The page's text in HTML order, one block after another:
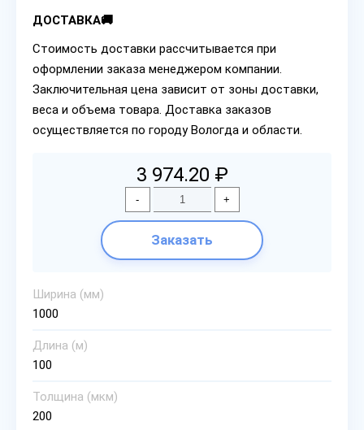
ДОСТАВКА🚚
Стоимость доставки рассчитывается при
оформлении заказа менеджером компании.
Заключительная цена зависит от зоны доставки,
веса и объема товара. Доставка заказов
осуществляется по городу Вологда и области.
3 974.20 ₽
- +
Заказать
Ширина (мм)
1000
Длина (м)
100
Толщина (мкм)
200